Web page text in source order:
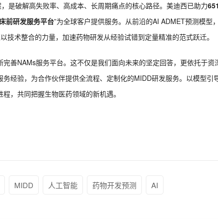
是破解高失败率、高成本、长周期痛点的核心路径。美迪西已助力
前研发服务平台”为全球客户提供服务。从前沿的AI ADMET预测模型
技术整合的力量，加速药物研发从经验试错到定量精准的范式跃迁。
善NAMs服务平台。这不仅是我们面向未来的坚定回答，更依托于资
经验，为合作伙伴提供全流程、定制化的MIDD研发服务。以模型引
，共同把握生物医药领域的新机遇。
MIDD 人工智能 药物开发预测 AI